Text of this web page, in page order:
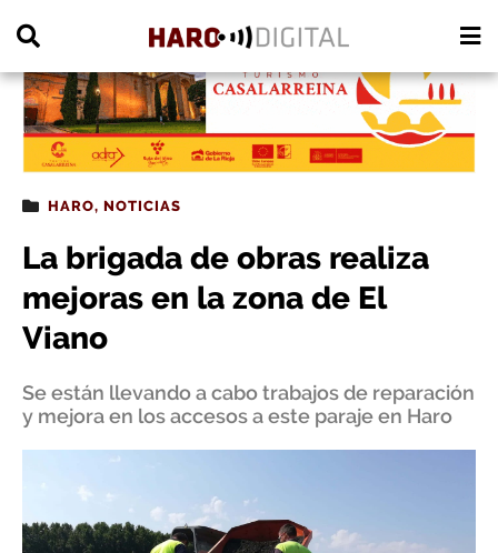
HARO, NOTICIAS
La brigada de obras realiza
mejoras en la zona de El
Viano
Se están llevando a cabo trabajos de reparación
y mejora en los accesos a este paraje en Haro